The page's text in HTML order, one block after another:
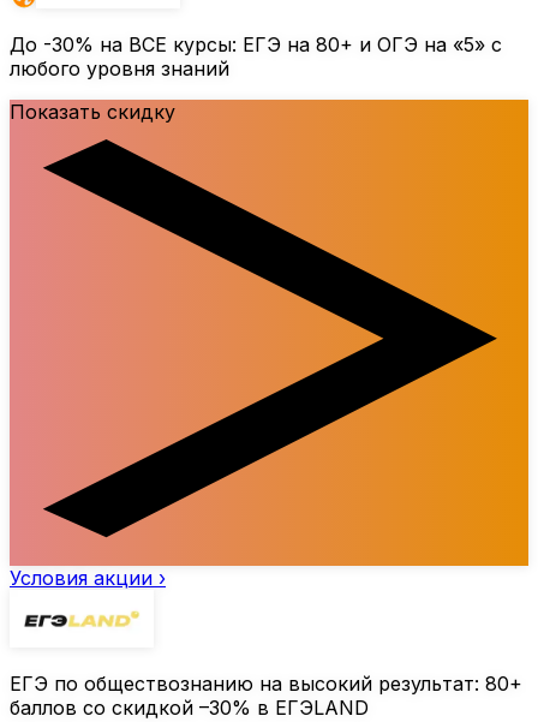
До -30% на ВСЕ курсы: ЕГЭ на 80+ и ОГЭ на «5» с
любого уровня знаний
Показать скидку
Условия акции ›
ЕГЭ по обществознанию на высокий результат: 80+
баллов со скидкой –30% в ЕГЭLAND